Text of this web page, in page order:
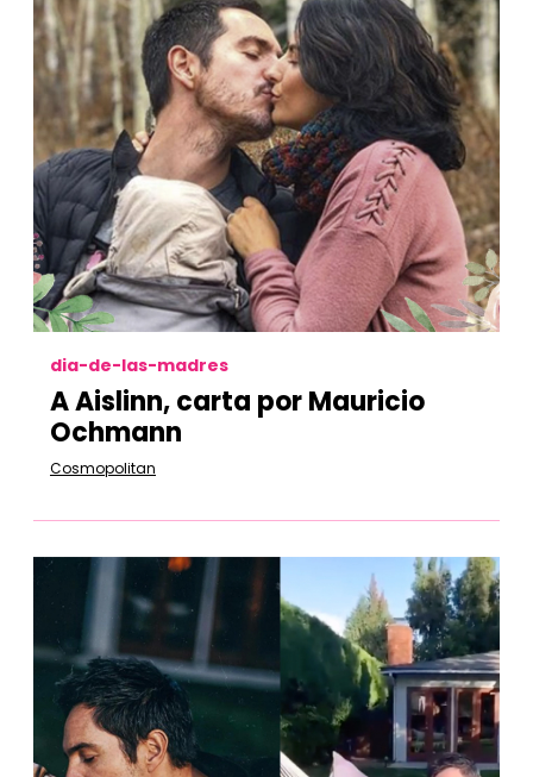
dia-de-las-madres
A Aislinn, carta por Mauricio
Ochmann
Cosmopolitan